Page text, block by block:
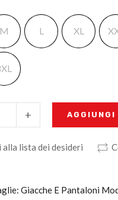
M L XL
+ AGGIUNGI
alla lista dei desideri
Giacche E Pantaloni